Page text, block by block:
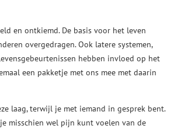
en ontkiemd. De basis voor het leven
overgedragen. Ook latere systemen,
hebben invloed op het
een pakketje met ons mee met daarin
laag, terwijl je met iemand in gesprek bent.
misschien wel pijn kunt voelen van de